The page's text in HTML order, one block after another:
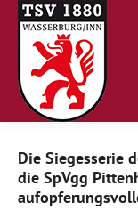
Die Siegesserie
die SpVgg